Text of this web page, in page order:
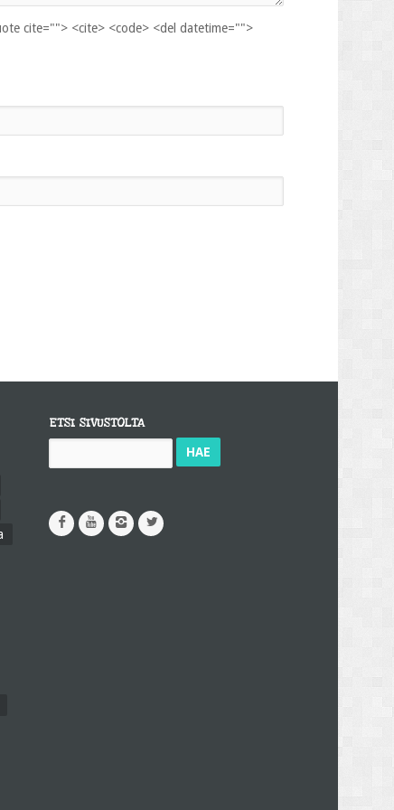
cite=""> <cite> <code> <del datetime="">
ETSI SIVUSTOLTA